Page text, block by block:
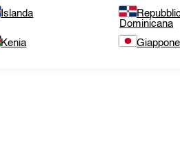
Islanda
Dominicana
Kenia Giappone